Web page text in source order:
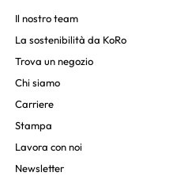
Il nostro team
La sostenibilità da KoRo
Trova un negozio
Chi siamo
Carriere
Stampa
Lavora con noi
Newsletter